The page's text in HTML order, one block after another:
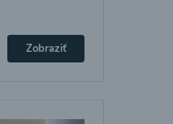
Zobraziť